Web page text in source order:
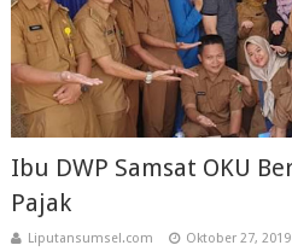
Ibu DWP Samsat OKU
Pajak
Liputansumsel.com Oktober 27, 2019